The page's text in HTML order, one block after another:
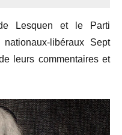
Lesquen et le Parti
libéraux Sept
leurs commentaires et